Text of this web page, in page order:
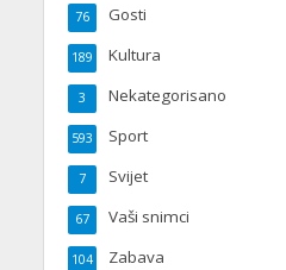
Gosti
76
Kultura
189
Nekategorisano
3
Sport
593
Svijet
7
Vaši snimci
67
Zabava
104